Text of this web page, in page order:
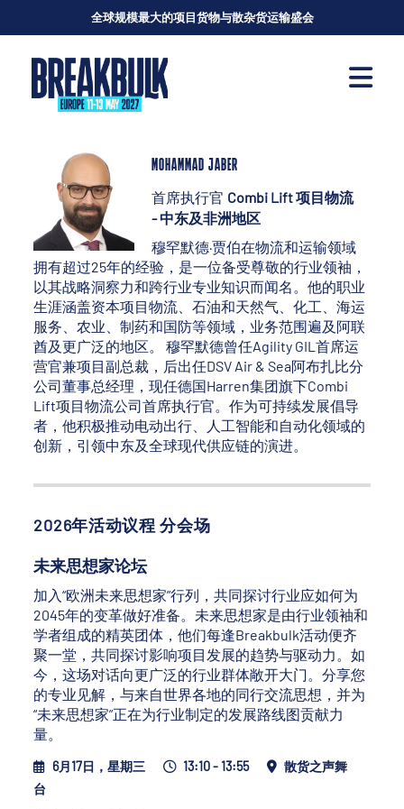
全球规模最大的项目货物与散杂货运输盛会
MOHAMMAD JABER
首席执行官 Combi Lift 项目物流
- 中东及非洲地区
穆罕默德·贾伯在物流和运输领域
拥有超过25年的经验，是一位备受尊敬的行业领袖，
以其战略洞察力和跨行业专业知识而闻名。他的职业
生涯涵盖资本项目物流、石油和天然气、化工、海运
服务、农业、制药和国防等领域，业务范围遍及阿联
酋及更广泛的地区。 穆罕默德曾任Agility GIL首席运
营官兼项目副总裁，后出任DSV Air & Sea阿布扎比分
公司董事总经理，现任德国Harren集团旗下Combi
Lift项目物流公司首席执行官。作为可持续发展倡导
者，他积极推动电动出行、人工智能和自动化领域的
创新，引领中东及全球现代供应链的演进。
2026年活动议程 分会场
未来思想家论坛
加入“欧洲未来思想家”行列，共同探讨行业应如何为
2045年的变革做好准备。未来思想家是由行业领袖和
学者组成的精英团体，他们每逢Breakbulk活动便齐
聚一堂，共同探讨影响项目发展的趋势与驱动力。如
今，这场对话向更广泛的行业群体敞开大门。分享您
的专业见解，与来自世界各地的同行交流思想，并为
“未来思想家”正在为行业制定的发展路线图贡献力
量。
6月17日，星期三 13:10 - 13:55
散货之声舞
台